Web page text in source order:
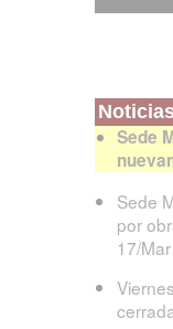
Sede
Sede
por
17/Mar